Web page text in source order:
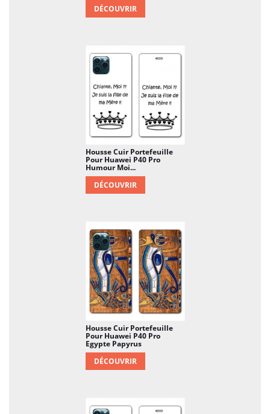
DÉCOUVRIR
Housse Cuir Portefeuille
Pour Huawei P40 Pro
Humour Moi...
DÉCOUVRIR
Housse Cuir Portefeuille
Pour Huawei P40 Pro
Egypte Papyrus
DÉCOUVRIR